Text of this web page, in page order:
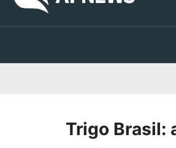
Trigo Brasil: